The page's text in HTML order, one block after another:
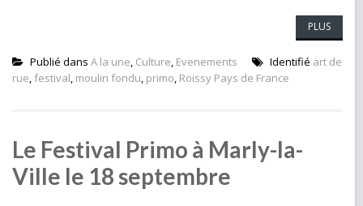
PLUS
Publié dans A la une, Culture, Evenements Identifié art de
rue, festival, moulin fondu, primo, Roissy Pays de France
Le Festival Primo à Marly-la-
Ville le 18 septembre